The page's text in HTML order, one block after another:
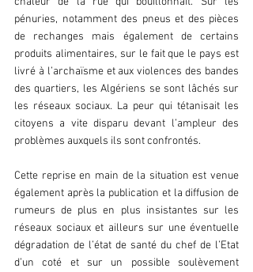
pénuries, notamment des pneus et des pièces
de rechanges mais également de certains
produits alimentaires, sur le fait que le pays est
livré à l’archaïsme et aux violences des bandes
des quartiers, les Algériens se sont lâchés sur
les réseaux sociaux. La peur qui tétanisait les
citoyens a vite disparu devant l’ampleur des
problèmes auxquels ils sont confrontés.
Cette reprise en main de la situation est venue
également après la publication et la diffusion de
rumeurs de plus en plus insistantes sur les
réseaux sociaux et ailleurs sur une éventuelle
dégradation de l’état de santé du chef de l’Etat
d’un coté et sur un possible soulèvement